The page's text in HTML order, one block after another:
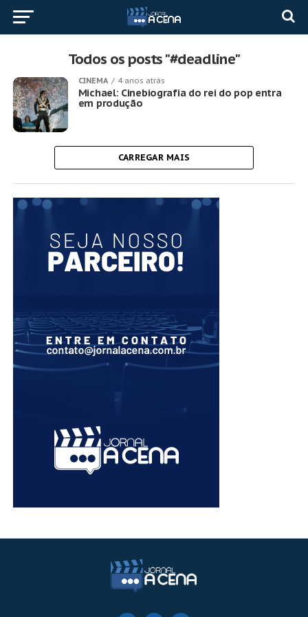
Todos os posts "#deadline"
CINEMA 4 anos atrás
Michael: Cinebiografia do rei do pop entra
em produção
CARREGAR MAIS